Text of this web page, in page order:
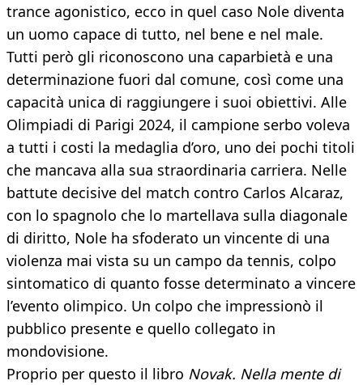
trance agonistico, ecco in quel caso Nole diventa
un uomo capace di tutto, nel bene e nel male.
Tutti però gli riconoscono una caparbietà e una
determinazione fuori dal comune, così come una
capacità unica di raggiungere i suoi obiettivi. Alle
Olimpiadi di Parigi 2024, il campione serbo voleva
a tutti i costi la medaglia d’oro, uno dei pochi titoli
che mancava alla sua straordinaria carriera. Nelle
battute decisive del match contro Carlos Alcaraz,
con lo spagnolo che lo martellava sulla diagonale
di diritto, Nole ha sfoderato un vincente di una
violenza mai vista su un campo da tennis, colpo
sintomatico di quanto fosse determinato a vincere
l’evento olimpico. Un colpo che impressionò il
pubblico presente e quello collegato in
mondovisione.
Proprio per questo il libro Novak. Nella mente di